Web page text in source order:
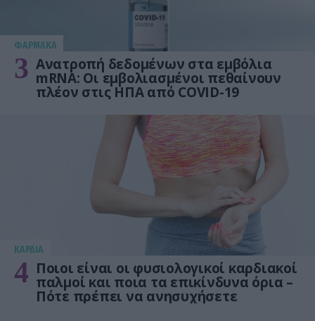
ΦΑΡΜΑΚΑ
3 Ανατροπή δεδομένων στα εμβόλια
mRNA: Οι εμβολιασμένοι πεθαίνουν
πλέον στις ΗΠΑ από COVID-19
KΑΡΔΙΑ
4 Ποιοι είναι οι φυσιολογικοί καρδιακοί
παλμοί και ποια τα επικίνδυνα όρια –
Πότε πρέπει να ανησυχήσετε